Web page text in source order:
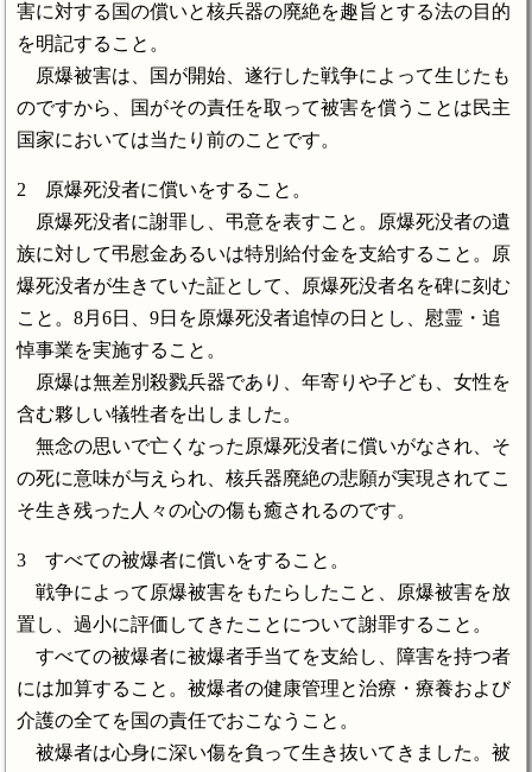
害に対する国の償いと核兵器の廃絶を趣旨とする法の目的
を明記すること。
原爆被害は、国が開始、遂行した戦争によって生じたも
のですから、国がその責任を取って被害を償うことは民主
国家においては当たり前のことです。
2 原爆死没者に償いをすること。
原爆死没者に謝罪し、弔意を表すこと。原爆死没者の遺
族に対して弔慰金あるいは特別給付金を支給すること。原
爆死没者が生きていた証として、原爆死没者名を碑に刻む
こと。8月6日、9日を原爆死没者追悼の日とし、慰霊・追
悼事業を実施すること。
原爆は無差別殺戮兵器であり、年寄りや子ども、女性を
含む夥しい犠牲者を出しました。
無念の思いで亡くなった原爆死没者に償いがなされ、そ
の死に意味が与えられ、核兵器廃絶の悲願が実現されてこ
そ生き残った人々の心の傷も癒されるのです。
3 すべての被爆者に償いをすること。
戦争によって原爆被害をもたらしたこと、原爆被害を放
置し、過小に評価してきたことについて謝罪すること。
すべての被爆者に被爆者手当てを支給し、障害を持つ者
には加算すること。被爆者の健康管理と治療・療養および
介護の全てを国の責任でおこなうこと。
被爆者は心身に深い傷を負って生き抜いてきました。被